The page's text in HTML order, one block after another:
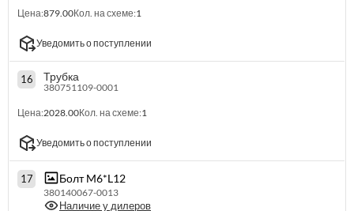
Цена:879.00Кол. на схеме:1
Уведомить о поступлении
16 Трубка
380751109-0001
Цена:2028.00Кол. на схеме:1
Уведомить о поступлении
17 Болт M6*L12
380140067-0013
Наличие у дилеров